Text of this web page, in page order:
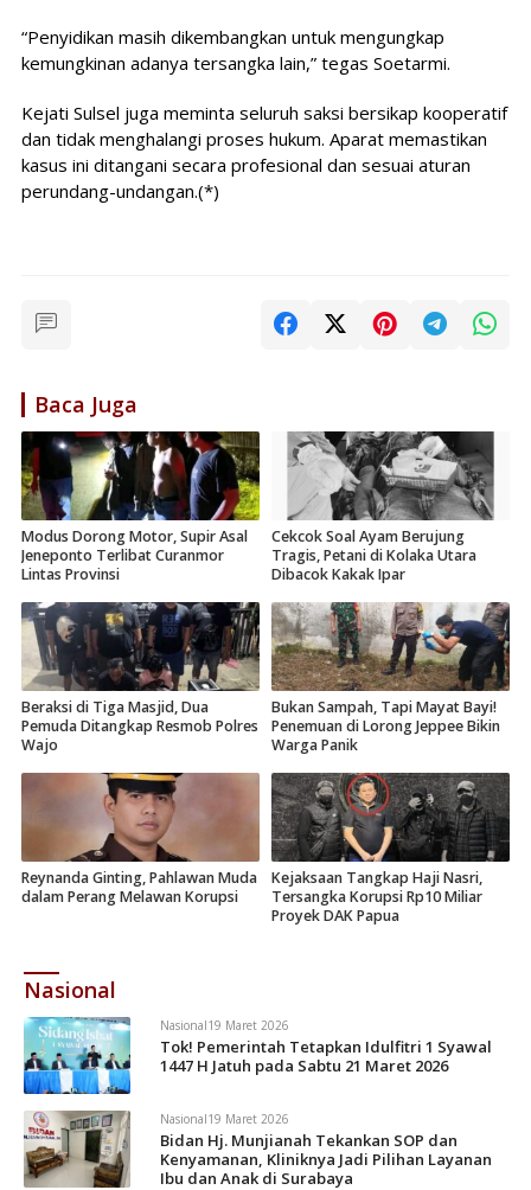
“Penyidikan masih dikembangkan untuk mengungkap
kemungkinan adanya tersangka lain,” tegas Soetarmi.
Kejati Sulsel juga meminta seluruh saksi bersikap kooperatif
dan tidak menghalangi proses hukum. Aparat memastikan
kasus ini ditangani secara profesional dan sesuai aturan
perundang-undangan.(*)
Baca Juga
Modus Dorong Motor, Supir Asal
Jeneponto Terlibat Curanmor
Lintas Provinsi
Cekcok Soal Ayam Berujung
Tragis, Petani di Kolaka Utara
Dibacok Kakak Ipar
Beraksi di Tiga Masjid, Dua
Pemuda Ditangkap Resmob Polres
Wajo
Bukan Sampah, Tapi Mayat Bayi!
Penemuan di Lorong Jeppee Bikin
Warga Panik
Reynanda Ginting, Pahlawan Muda
dalam Perang Melawan Korupsi
Kejaksaan Tangkap Haji Nasri,
Tersangka Korupsi Rp10 Miliar
Proyek DAK Papua
Nasional
Nasional19 Maret 2026
Tok! Pemerintah Tetapkan Idulfitri 1 Syawal
1447 H Jatuh pada Sabtu 21 Maret 2026
Nasional19 Maret 2026
Bidan Hj. Munjianah Tekankan SOP dan
Kenyamanan, Kliniknya Jadi Pilihan Layanan
Ibu dan Anak di Surabaya